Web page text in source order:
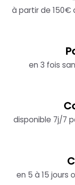
à partir de 150€
en 3 fois
disponible 7j/7
en 5 à 15 jours